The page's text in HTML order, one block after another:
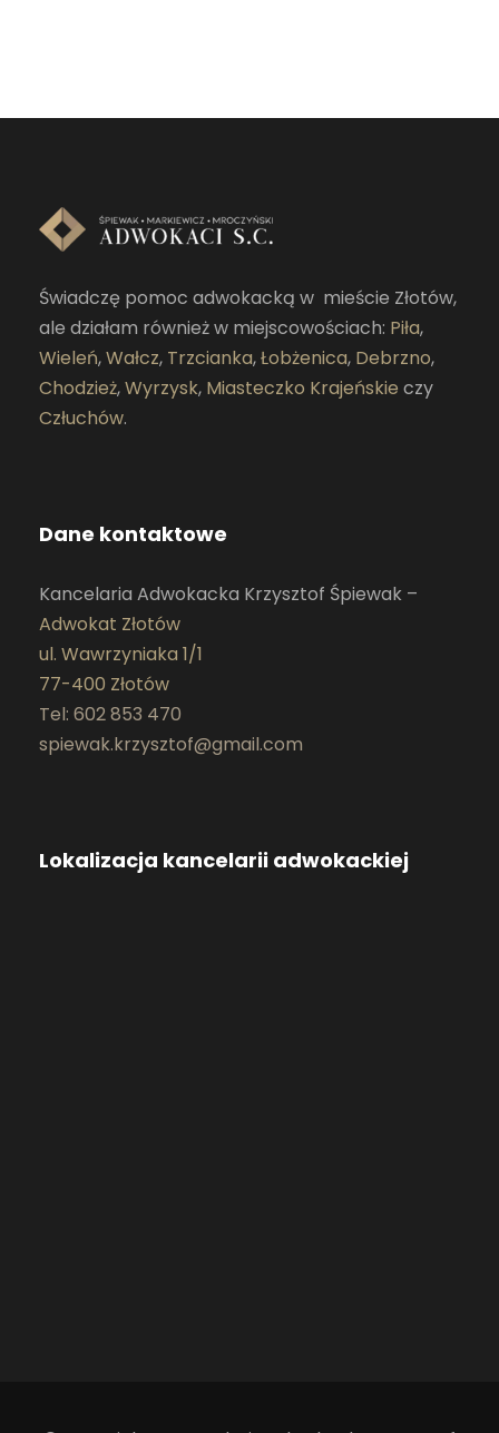
Świadczę pomoc adwokacką w mieście Złotów,
ale działam również w miejscowościach: Piła,
Wieleń,Wałcz, Trzcianka,Łobżenica, Debrzno,
Chodzież,Wyrzysk, Miasteczko Krajeńskie czy
Człuchów.
Dane kontaktowe
Kancelaria Adwokacka Krzysztof Śpiewak –
Adwokat Złotów
ul. Wawrzyniaka 1/1
77-400 Złotów
Tel: 602 853 470
spiewak.krzysztof@gmail.com
Lokalizacja kancelarii adwokackiej